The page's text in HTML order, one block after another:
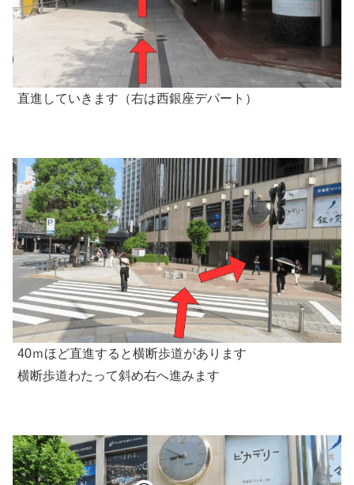
直進していきます（右は西銀座デパート）
40ｍほど直進すると横断歩道があります
横断歩道わたって斜め右へ進みます